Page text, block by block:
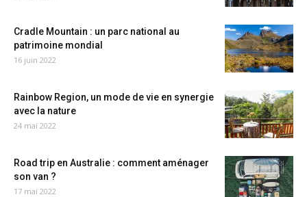
Cradle Mountain : un parc national au
patrimoine mondial
16 juin 2022
Rainbow Region, un mode de vie en synergie
avec la nature
24 mai 2022
Road trip en Australie : comment aménager
son van ?
17 mai 2022